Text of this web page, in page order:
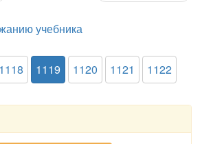
учебника
1118 1119 1120 1121 1122